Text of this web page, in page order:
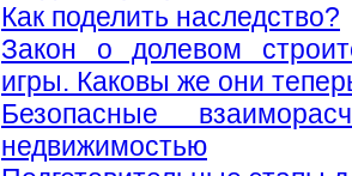
Как поделить наследство?
Закон о долевом
игры. Каковы же они
Безопасные
недвижимостью